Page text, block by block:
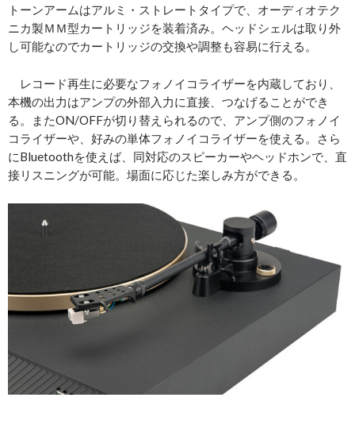
トーンアームはアルミ・ストレートタイプで、オーディオテク
ニカ製ＭＭ型カートリッジを装着済み。ヘッドシェルは取り外
し可能なのでカートリッジの交換や調整も容易に行える。
レコード再生に必要なフォノイコライザーを内蔵しており、
本機の出力はアンプの外部入力に直接、つなげることができ
る。またON/OFFが切り替えられるので、アンプ側のフォノイ
コライザーや、好みの単体フォノイコライザーを使える。さら
にBluetoothを使えば、同対応のスピーカーやヘッドホンで、直
接リスニングが可能。場面に応じた楽しみ方ができる。